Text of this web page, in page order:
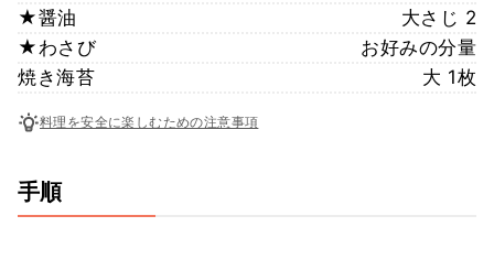
★醤油
大さじ 2
★わさび
お好みの分量
焼き海苔
大 1枚
料理を安全に楽しむための注意事項
手順